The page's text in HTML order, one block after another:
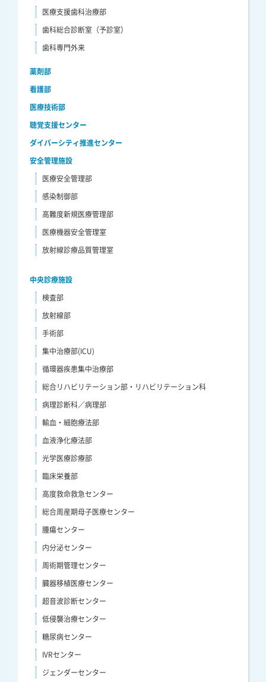
医療支援歯科治療部
歯科総合診断室（予診室）
歯科専門外来
薬剤部
看護部
医療技術部
聴覚支援センター
ダイバーシティ推進センター
安全管理施設
医療安全管理部
感染制御部
高難度新規医療管理部
医療機器安全管理室
放射線診療品質管理室
中央診療施設
検査部
放射線部
手術部
集中治療部(ICU)
循環器疾患集中治療部
総合リハビリテーション部・リハビリテーション科
病理診断科／病理部
輸血・細胞療法部
血液浄化療法部
光学医療診療部
臨床栄養部
高度救命救急センター
総合周産期母子医療センター
腫瘍センター
内分泌センター
周術期管理センター
臓器移植医療センター
超音波診断センター
低侵襲治療センター
糖尿病センター
IVRセンター
ジェンダーセンター